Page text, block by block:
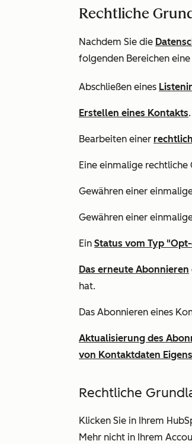
Rechtliche
Nachdem Sie die
folgenden Bereichen
Abschließen eines
Erstellen eines Kontakts.
Bearbeiten einer
Eine einmalige rechtliche
Gewähren einer
Gewähren einer
Ein Status vom Typ
Das erneute Abonnieren
hat.
Das Abonnieren eines
Aktualisierung des
von Kontaktdaten
Rechtliche
Klicken Sie in Ihrem
Mehr nicht in Ihrem